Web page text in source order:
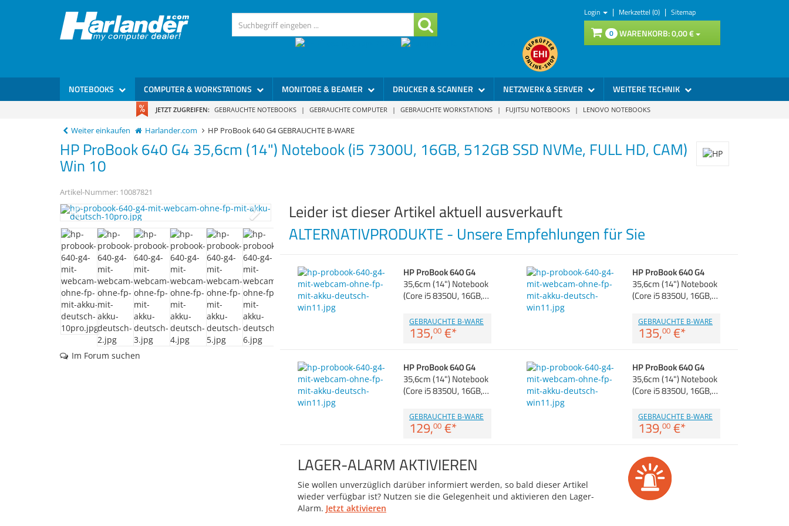
Login | Merkzettel (0) | Sitemap
0 WARENKORB:0,00€
NOTEBOOKS COMPUTER & WORKSTATIONS MONITORE & BEAMER DRUCKER & SCANNER NETZWERK & SERVER WEITERE TECHNIK
JETZT ZUGREIFEN: GEBRAUCHTE NOTEBOOKS | GEBRAUCHTE COMPUTER | GEBRAUCHTE WORKSTATIONS | FUJITSU NOTEBOOKS | LENOVO NOTEBOOKS
Weiter einkaufen Harlander.com HP ProBook 640 G4 GEBRAUCHTE B-WARE
HP ProBook 640 G4 35,6cm (14") Notebook (i5 7300U, 16GB, 512GB SSD NVMe, FULL HD, CAM)
Win 10
Artikel-Nummer: 10087821
Im Forum suchen
Leider ist dieser Artikel aktuell ausverkauft
ALTERNATIVPRODUKTE - Unsere Empfehlungen für Sie
HP ProBook 640 G4
35,6cm (14") Notebook
(Core i5 8350U, 16GB,…
GEBRAUCHTE B-WARE
135,00 €*
HP ProBook 640 G4
35,6cm (14") Notebook
(Core i5 8350U, 16GB,…
GEBRAUCHTE B-WARE
135,00 €*
HP ProBook 640 G4
35,6cm (14") Notebook
(Core i5 8350U, 16GB,…
GEBRAUCHTE B-WARE
129,00 €*
HP ProBook 640 G4
35,6cm (14") Notebook
(Core i5 8350U, 16GB,…
GEBRAUCHTE B-WARE
139,00 €*
LAGER-ALARM AKTIVIEREN
Sie wollen unverzüglich darüber informiert werden, so bald dieser Artikel
wieder verfügbar ist? Nutzen sie die Gelegenheit und aktivieren den Lager-
Alarm. Jetzt aktivieren